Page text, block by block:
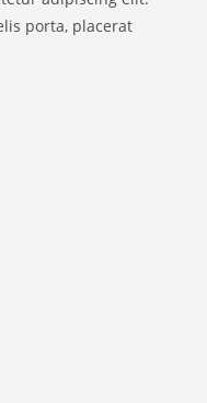
porta, placerat